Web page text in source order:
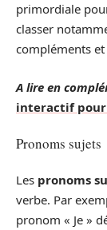
primordiale
classer
compléments
A lire en
interactif
Pronoms sujets
Les pronoms
verbe. Par
pronom « Je »